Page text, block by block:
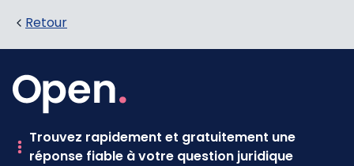
Retour
Trouvez rapidement et gratuitement une
réponse fiable à votre question juridique